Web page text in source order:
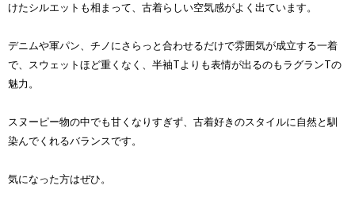
けたシルエットも相まって、古着らしい空気感がよく出ています。
デニムや軍パン、チノにさらっと合わせるだけで雰囲気が成立する一着
で、スウェットほど重くなく、半袖Tよりも表情が出るのもラグランTの
魅力。
スヌーピー物の中でも甘くなりすぎず、古着好きのスタイルに自然と馴
染んでくれるバランスです。
気になった方はぜひ。